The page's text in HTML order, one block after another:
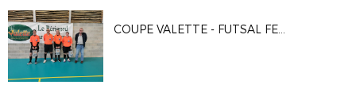
COUPE VALETTE - FUTSAL FEMININ